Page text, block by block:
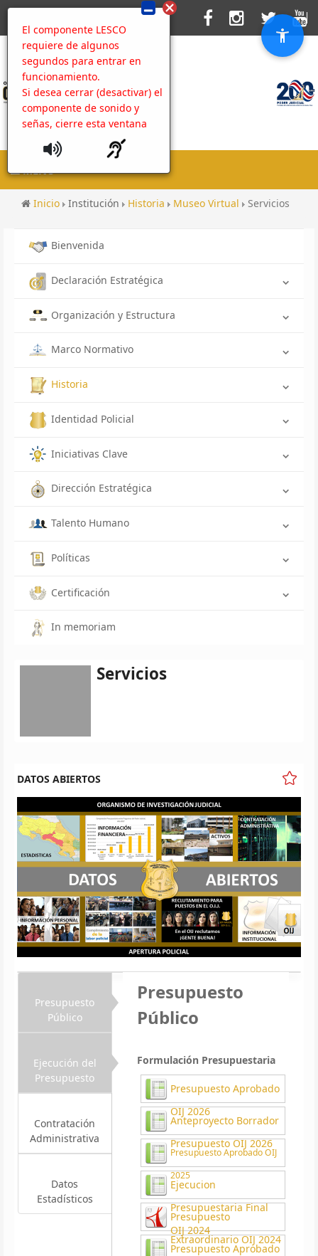
El componente LESCO
requiere de algunos
segundos para entrar en
funcionamiento.
Si desea cerrar (desactivar) el
componente de sonido y
señas, cierre esta ventana
MENU
Inicio Institución Historia Museo Virtual Servicios
Bienvenida
Declaración Estratégica
Organización y Estructura
Marco Normativo
Historia
Identidad Policial
Iniciativas Clave
Dirección Estratégica
Talento Humano
Políticas
Certificación
In memoriam
Servicios
DATOS ABIERTOS
Presupuesto
Público
Ejecución del
Presupuesto
Contratación
Administrativa
Datos
Estadísticos
Presupuesto
Público
Formulación Presupuestaria
Presupuesto Aprobado
OIJ 2026
Anteproyecto Borrador
Presupuesto OIJ 2026
Presupuesto Aprobado OIJ
2025
Ejecucion
Presupuestaria Final
OIJ 2024
Presupuesto
Extraordinario OIJ 2024
Presupuesto Aprobado